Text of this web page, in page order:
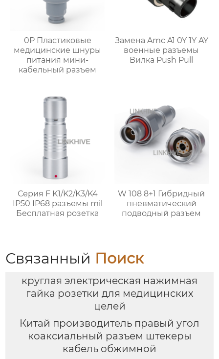
0P Пластиковые
медицинские шнуры
питания мини-
кабельный разъем
Замена Amc A1 0Y 1Y AY
военные разъемы
Вилка Push Pull
Серия F K1/K2/K3/K4
IP50 IP68 разъемы mil
Бесплатная розетка
W 108 8+1 Гибридный
пневматический
подводный разъем
Связанный Поиск
круглая электрическая нажимная
гайка розетки для медицинских
целей
Китай производитель правый угол
коаксиальный разъем штекеры
кабель обжимной